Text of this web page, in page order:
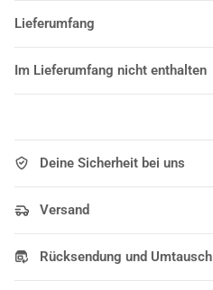
Lieferumfang
Im Lieferumfang nicht enthalten
Deine Sicherheit bei uns
Versand
Rücksendung und Umtausch